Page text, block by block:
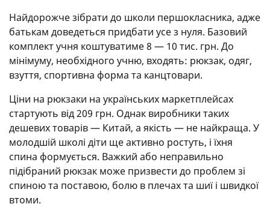
Найдорожче зібрати до школи першокласника, адже
батькам доведеться придбати усе з нуля. Базовий
комплект учня коштуватиме 8 — 10 тис. грн. До
мінімуму, необхідного учню, входять: рюкзак, одяг,
взуття, спортивна форма та канцтовари.
Ціни на рюкзаки на українських маркетплейсах
стартують від 209 грн. Однак виробники таких
дешевих товарів — Китай, а якість — не найкраща. У
молодшій школі діти ще активно ростуть, і їхня
спина формується. Важкий або неправильно
підібраний рюкзак може призвести до проблем зі
спиною та поставою, болю в плечах та шиї і швидкої
втоми.